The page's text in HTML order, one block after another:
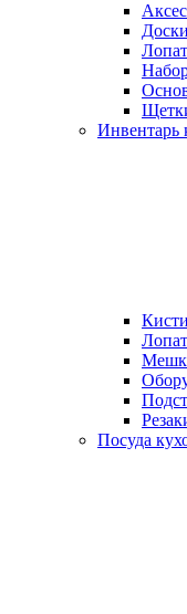
Инвентарь
Посуда